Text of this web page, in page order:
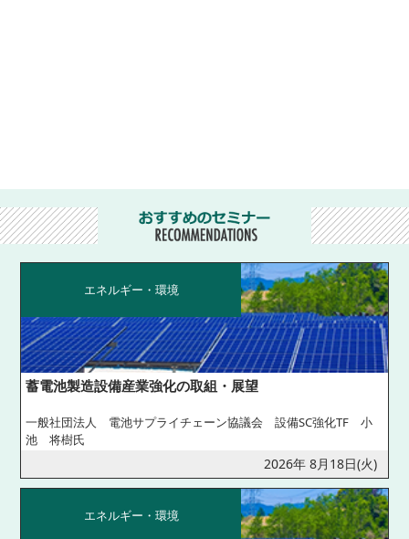
エネルギー・環境
蓄電池製造設備産業強化の取組・展望
一般社団法人 電池サプライチェーン協議会 設備SC強化TF 小
池 将樹氏
2026年 8月18日(火)
エネルギー・環境